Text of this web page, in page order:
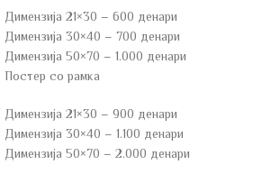
Димензија 21×30 – 600 денари
Димензија 30×40 – 700 денари
Димензија 50×70 – 1.000 денари
Постер со рамка
Димензија 21×30 – 900 денари
Димензија 30×40 – 1.100 денари
Димензија 50×70 – 2.000 денари